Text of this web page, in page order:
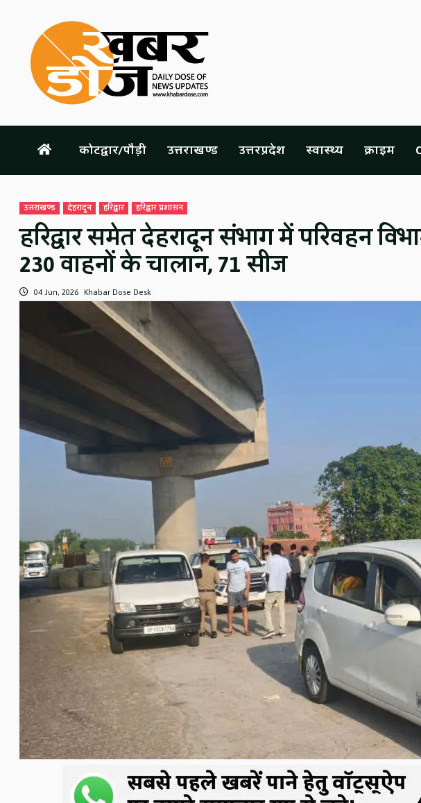
content
कोटद्वार/पौड़ी उत्तराखण्ड उत्तरप्रदेश स्वास्थ्य क्राइम
उत्तराखण्ड देहरादून हरिद्वार हरिद्वार प्रशासन
हरिद्वार समेत देहरादून संभाग में परिवहन
230 वाहनों के चालान, 71 सीज
04 Jun, 2026 Khabar Dose Desk